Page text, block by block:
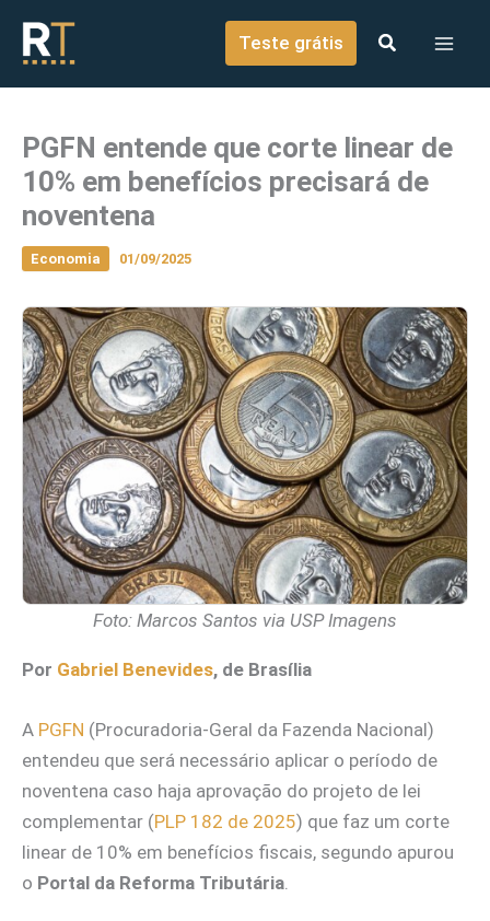
conteúdo
Teste grátis
PGFN entende que corte linear de
10% em benefícios precisará de
noventena
Economia 01/09/2025
Foto: Marcos Santos via USP Imagens
Por Gabriel Benevides, de Brasília
A PGFN (Procuradoria-Geral da Fazenda Nacional)
entendeu que será necessário aplicar o período de
noventena caso haja aprovação do projeto de lei
complementar (PLP 182 de 2025) que faz um corte
linear de 10% em benefícios fiscais, segundo apurou
o Portal da Reforma Tributária.